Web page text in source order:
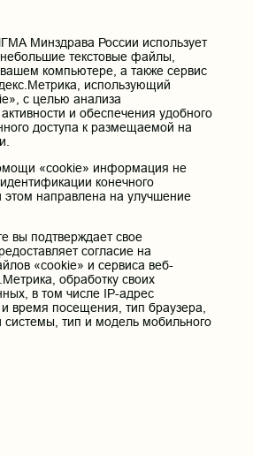
«Добро как норма
в ЧГМА
на площадке медакадемии прошло
мероприятие, главная задача
- помочь вовлечь молодое
в добровольческую и
деятельность. В
диалоге поучаствовали
сотрудники и студенты ЧГМА. В числе
- представители Министерства науки
и волонтеры города.
7 8 9 10 ... 60
Минздрава России использует
текстовые файлы,
компьютере, а также сервис
использующий
с целью анализа
и обеспечения удобного
доступа к размещаемой на
«cookie» информация не
конечного
этом направлена на улучшение
вы подтверждает свое
согласие на
«cookie» и сервиса веб-
обработку своих
в том числе IP-адрес
время посещения, тип браузера,
системы, тип и модель мобильного